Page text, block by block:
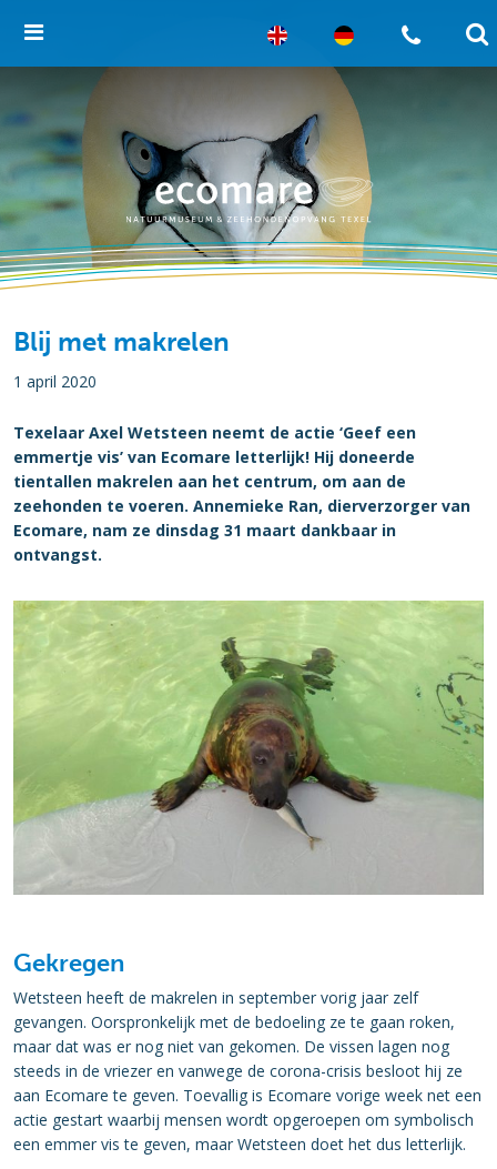
Blij met makrelen
1 april 2020
Texelaar Axel Wetsteen neemt de actie ‘Geef een
emmertje vis’ van Ecomare letterlijk! Hij doneerde
tientallen makrelen aan het centrum, om aan de
zeehonden te voeren. Annemieke Ran, dierverzorger van
Ecomare, nam ze dinsdag 31 maart dankbaar in
ontvangst.
Gekregen
Wetsteen heeft de makrelen in september vorig jaar zelf
gevangen. Oorspronkelijk met de bedoeling ze te gaan roken,
maar dat was er nog niet van gekomen. De vissen lagen nog
steeds in de vriezer en vanwege de corona-crisis besloot hij ze
aan Ecomare te geven. Toevallig is Ecomare vorige week net een
actie gestart waarbij mensen wordt opgeroepen om symbolisch
een emmer vis te geven, maar Wetsteen doet het dus letterlijk.